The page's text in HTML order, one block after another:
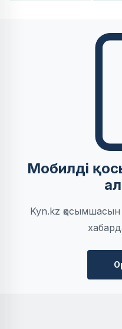
Мобилді
Kyn.kz